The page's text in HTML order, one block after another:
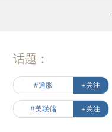
话题：
#通胀 +关注
#美联储 +关注